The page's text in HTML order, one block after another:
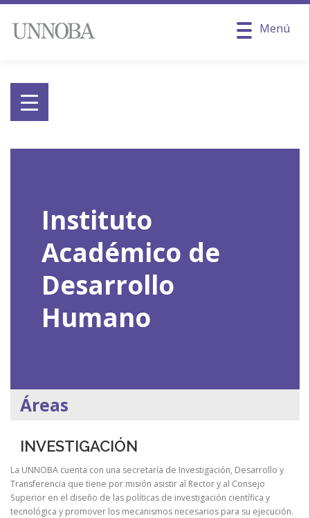
Menú
Instituto
Académico de
Desarrollo
Humano
Áreas
INVESTIGACIÓN
La UNNOBA cuenta con una secretaría de Investigación, Desarrollo y
Transferencia que tiene por misión asistir al Rector y al Consejo
Superior en el diseño de las políticas de investigación científica y
tecnológica y promover los mecanismos necesarios para su ejecución.